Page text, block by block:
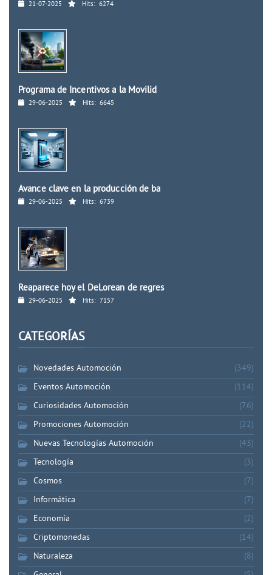
21-07-2025 Hits: 6274
Programa de Incentivos a la Movilid
29-06-2025 Hits: 6645
Avance clave en la producción de ba
29-06-2025 Hits: 6739
Reaparece hoy el DeLorean de regres
29-06-2025 Hits: 7157
CATEGORÍAS
Novedades Automoción
(349)
Eventos Automoción
(114)
Curiosidades Automoción
(76)
Promociones Automoción
(22)
Nuevas Tecnologías Automoción
(43)
Tecnología
(3)
Cosmos
(7)
Informática
(7)
Economía
(2)
Criptomonedas
(14)
Naturaleza
(8)